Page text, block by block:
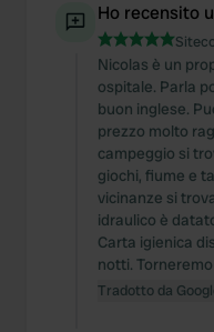
Ho recensito
Nicolas è un
ospitale. Parla
buon inglese.
prezzo molto
campeggio si
giochi, fiume e
vicinanze si
idraulico è
Carta igienica
notti.
Tradotto da